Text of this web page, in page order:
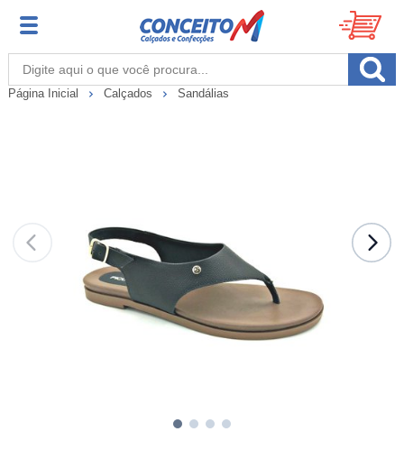
Página Inicial Calçados Sandálias